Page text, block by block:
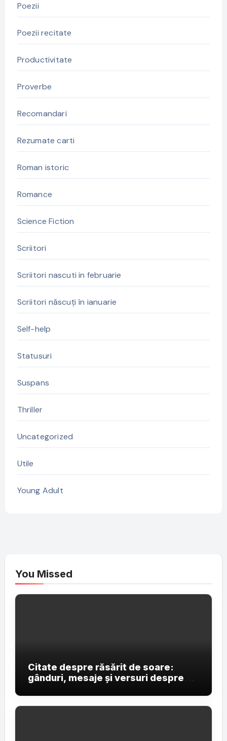
Poezii
Poezii recitate
Productivitate
Proverbe
Recomandari
Rezumate carti
Roman istoric
Romance
Science Fiction
Scriitori
Scriitori nascuti in februarie
Scriitori născuți în ianuarie
Self-help
Statusuri
Suspans
Thriller
Uncategorized
Utile
Young Adult
You Missed
Citate despre răsărit de soare:
gânduri, mesaje și versuri despre